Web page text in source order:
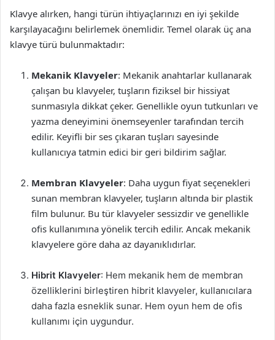
Klavye alırken, hangi türün ihtiyaçlarınızı en iyi şekilde
karşılayacağını belirlemek önemlidir. Temel olarak üç ana
klavye türü bulunmaktadır:
Mekanik Klavyeler: Mekanik anahtarlar kullanarak
çalışan bu klavyeler, tuşların fiziksel bir hissiyat
sunmasıyla dikkat çeker. Genellikle oyun tutkunları ve
yazma deneyimini önemseyenler tarafından tercih
edilir. Keyifli bir ses çıkaran tuşları sayesinde
kullanıcıya tatmin edici bir geri bildirim sağlar.
Membran Klavyeler: Daha uygun fiyat seçenekleri
sunan membran klavyeler, tuşların altında bir plastik
film bulunur. Bu tür klavyeler sessizdir ve genellikle
ofis kullanımına yönelik tercih edilir. Ancak mekanik
klavyelere göre daha az dayanıklıdırlar.
Hibrit Klavyeler: Hem mekanik hem de membran
özelliklerini birleştiren hibrit klavyeler, kullanıcılara
daha fazla esneklik sunar. Hem oyun hem de ofis
kullanımı için uygundur.